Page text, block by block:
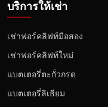
บริการให้เช่า
เช่าฟอร์คลิฟท์มือสอง
เช่าฟอร์คลิฟท์ใหม่
แบตเตอรี่ตะกั่วกรด
แบตเตอรี่ลิเธียม